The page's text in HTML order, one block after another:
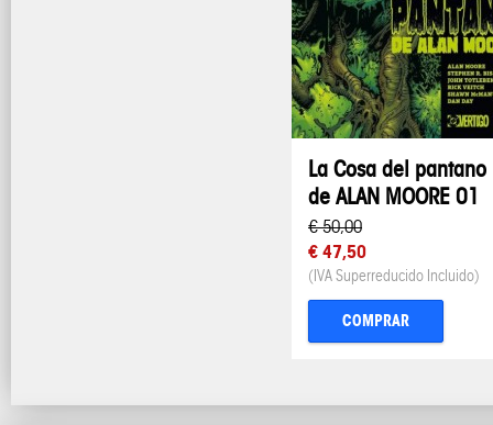
La Cosa del pantano
de ALAN MOORE 01
€ 50,00
€ 47,50
(IVA Superreducido Incluido)
COMPRAR